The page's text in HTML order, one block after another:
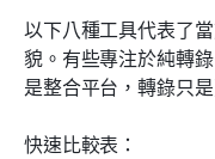
以下八種工具代表了
貌。有些專注於純轉
是整合平台，轉錄只
快速比較表：